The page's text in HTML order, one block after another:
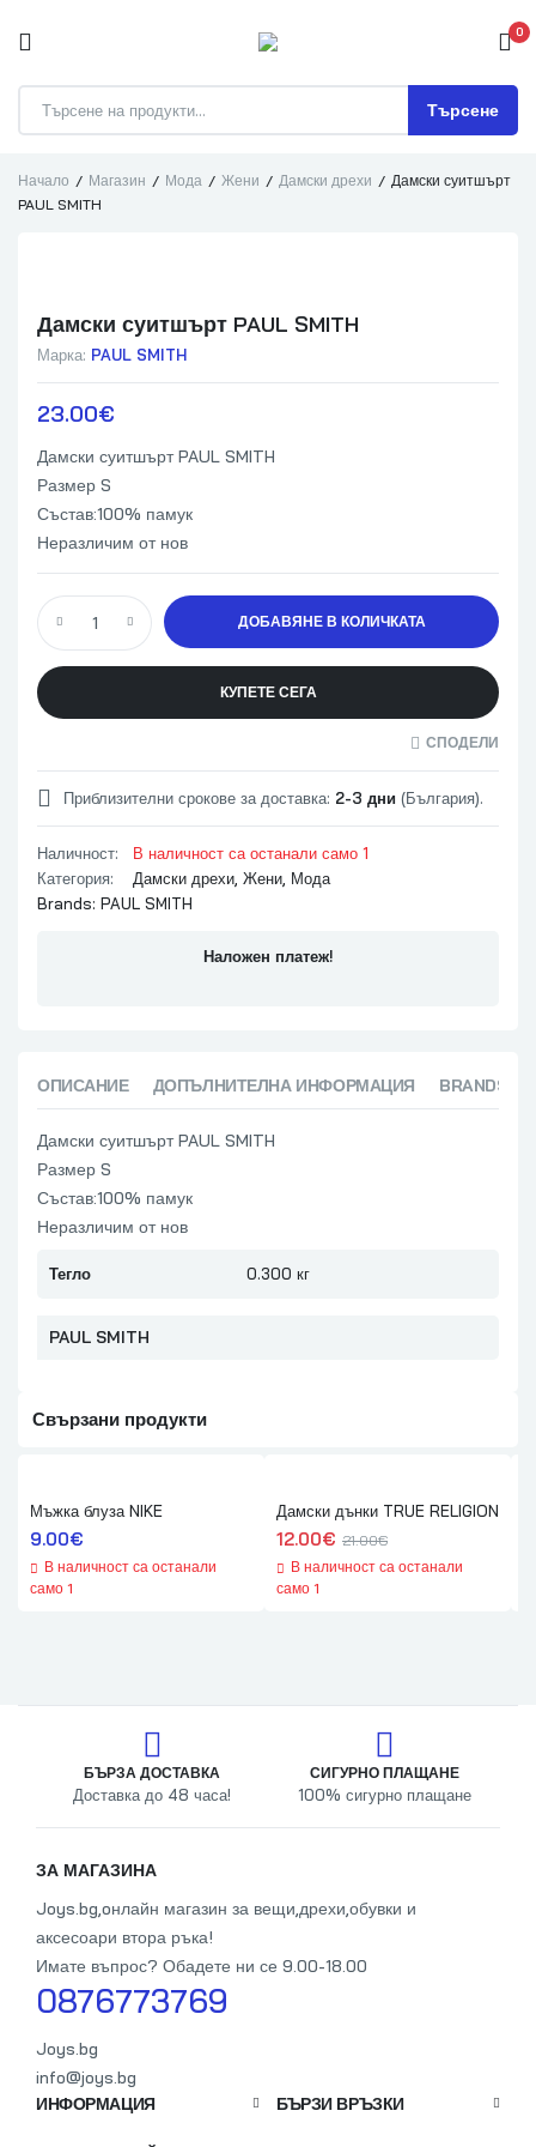
0
Търсене
Начало Магазин Мода Жени Дамски дрехи
Дамски суитшърт
PAUL SMITH
Дамски суитшърт PAUL SMITH
Марка: PAUL SMITH
23.00€
Дамски суитшърт PAUL SMITH
Размер S
Състав:100% памук
Неразличим от нов
ДОБАВЯНЕ В КОЛИЧКАТА
КУПЕТЕ СЕГА
СПОДЕЛИ
Приблизителни срокове за доставка: 2-3 дни (България).
Наличност:
В наличност са останали само 1
Категория:
Дамски дрехи Жени Мода
Brands: PAUL SMITH
Наложен платеж!
ОПИСАНИЕ ДОПЪЛНИТЕЛНА ИНФОРМАЦИЯ BRANDS (1)
Дамски суитшърт PAUL SMITH
Размер S
Състав:100% памук
Неразличим от нов
Тегло 0.300 кг
PAUL SMITH
Свързани продукти
Мъжка блуза NIKE
9.00€
В наличност са останали
само 1
Дамски дънки TRUE RELIGION
21.00€
12.00€
В наличност са останали
само 1
БЪРЗА ДОСТАВКА
Доставка до 48 часа!
СИГУРНО ПЛАЩАНЕ
100% сигурно плащане
ЗА МАГАЗИНА
Joys.bg,oнлайн магазин за вещи,дрехи,обувки и
аксесоари втора ръка!
Имате въпрос? Обадете ни се 9.00-18.00
0876773769
Joys.bg
info@joys.bg
ИНФОРМАЦИЯ
БЪРЗИ ВРЪЗКИ